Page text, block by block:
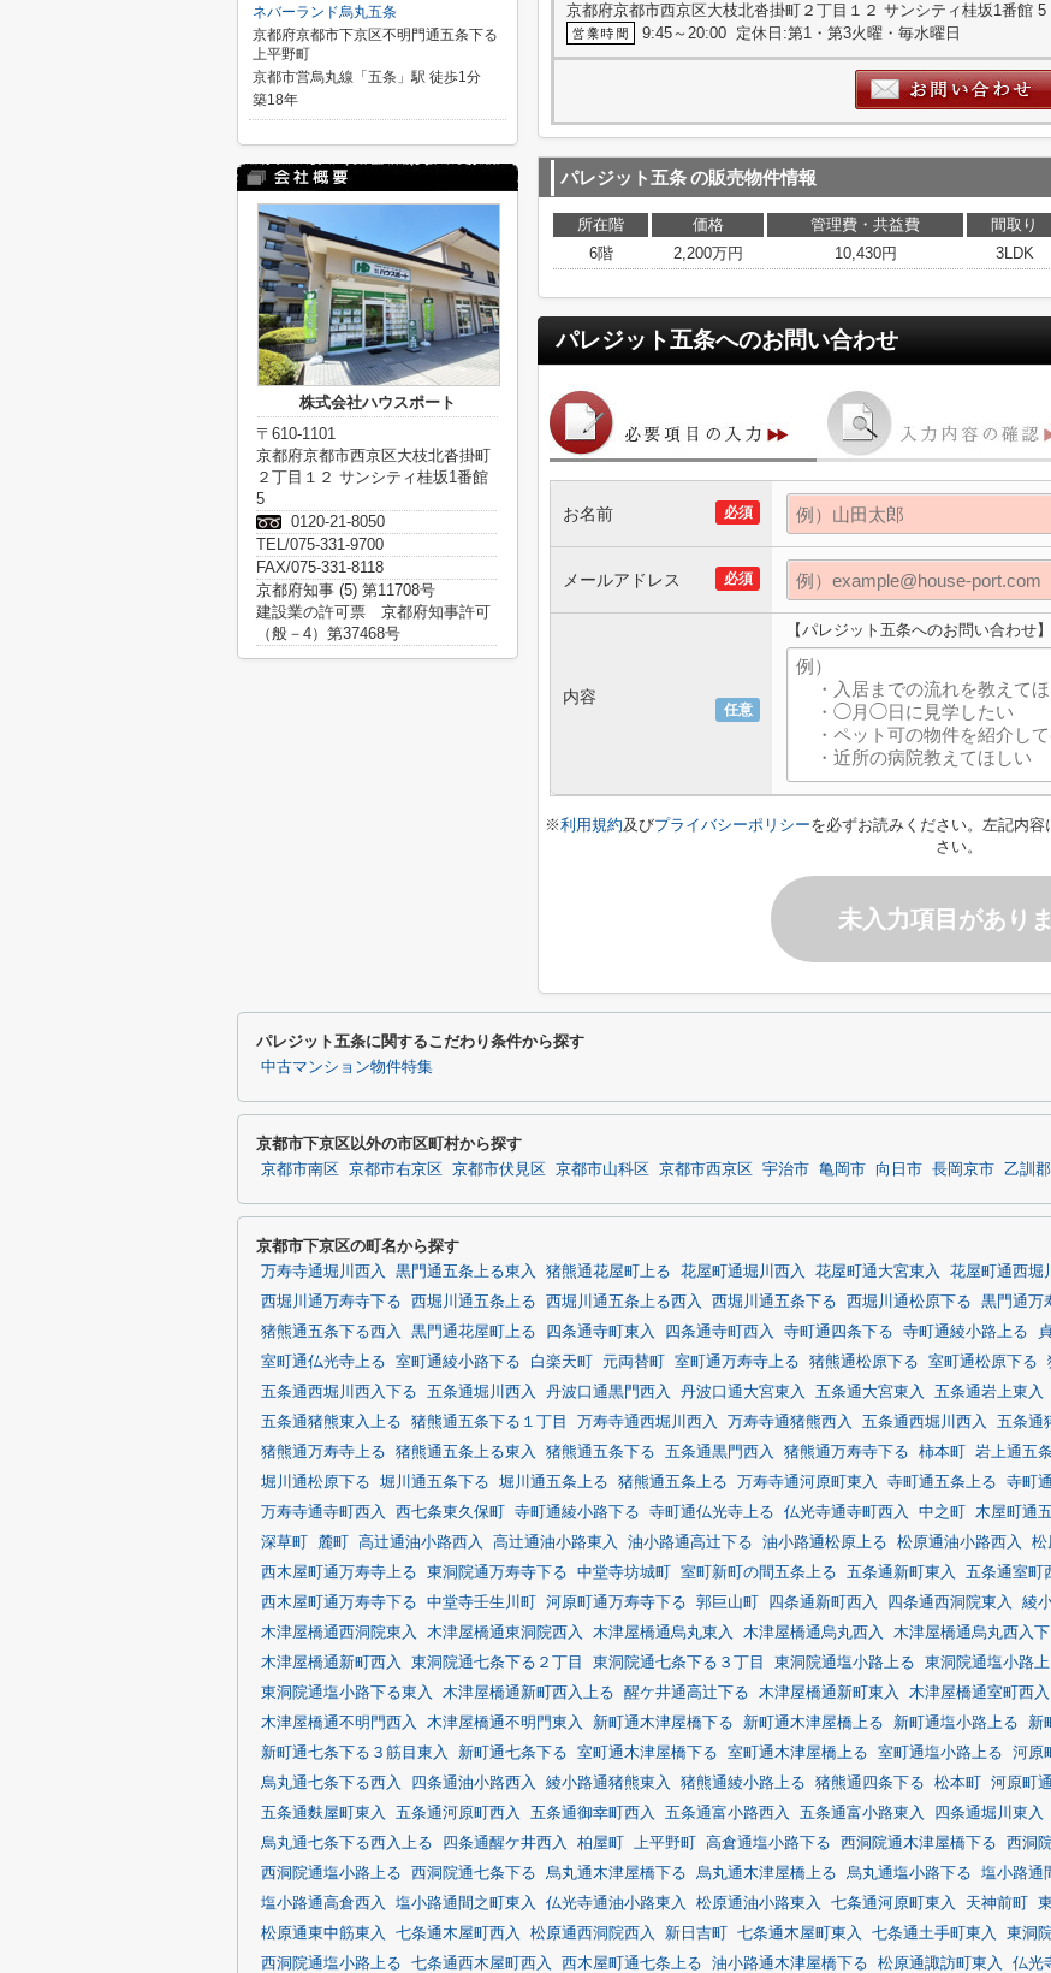
京都府京都市西京区大枝北沓掛町２丁目１２ サンシティ桂坂1番館 5
9:45～20:00 定休日:第1・第3火曜・毎水曜日
パレジット五条の販売物件情報
所在階 価格 管理費・共益費 間取り
6階
2,200万円 10,430円 3LDK
パレジット五条へのお問い合わせ
必須
お名前
必須
メールアドレス
任意
内容
【パレジット五条へのお問い合わせ】
※利用規約及びプライバシーポリシーを必ずお読みください。左記内
さい。
未入力項目があり
ネバーランド烏丸五条
京都府京都市下京区不明門通五条下る
上平野町
京都市営烏丸線「五条」駅 徒歩1分
築18年
株式会社ハウスポート
〒610-1101
京都府京都市西京区大枝北沓掛町
２丁目１２ サンシティ桂坂1番館
5
0120-21-8050
TEL/075-331-9700
FAX/075-331-8118
京都府知事 (5) 第11708号
建設業の許可票 京都府知事許可
（般－4）第37468号
パレジット五条に関するこだわり条件から探す
中古マンション物件特集
京都市下京区以外の市区町村から探す
京都市南区 京都市右京区 京都市伏見区 京都市山科区 京都市西京区 宇治市 亀岡市 向日市 長岡京市 乙訓郡
京都市下京区の町名から探す
万寿寺通堀川西入 黒門通五条上る東入 猪熊通花屋町上る 花屋町通堀川西入 花屋町通大宮東入 花屋町通西堀
西堀川通万寿寺下る
西堀川通五条上る 西堀川通五条上る西入 西堀川通五条下る 西堀川通松原下る 黒門通万
猪熊通五条下る西入
黒門通花屋町上る 四条通寺町東入 四条通寺町西入 寺町通四条下る 寺町通綾小路上る
室町通仏光寺上る
室町通綾小路下る 白楽天町 元両替町 室町通万寿寺上る 猪熊通松原下る 室町通松原下る
五条通西堀川西入下る
五条通堀川西入 丹波口通黒門西入 丹波口通大宮東入 五条通大宮東入 五条通岩上東入
五条通猪熊東入上る
猪熊通五条下る１丁目 万寿寺通西堀川西入 万寿寺通猪熊西入 五条通西堀川西入 五条通
猪熊通万寿寺上る
猪熊通五条上る東入 猪熊通五条下る 五条通黒門西入 猪熊通万寿寺下る 柿本町 岩上通五
堀川通松原下る
堀川通五条下る 堀川通五条上る 猪熊通五条上る 万寿寺通河原町東入 寺町通五条上る 寺町
万寿寺通寺町西入
西七条東久保町 寺町通綾小路下る 寺町通仏光寺上る 仏光寺通寺町西入 中之町 木屋町通
深草町
麓町 高辻通油小路西入 高辻通油小路東入 油小路通高辻下る 油小路通松原上る 松原通油小路西入 松
西木屋町通万寿寺上る
東洞院通万寿寺下る 中堂寺坊城町 室町新町の間五条上る 五条通新町東入 五条通室町
西木屋町通万寿寺下る
中堂寺壬生川町 河原町通万寿寺下る 郭巨山町 四条通新町西入 四条通西洞院東入 綾
木津屋橋通西洞院東入
木津屋橋通東洞院西入 木津屋橋通烏丸東入 木津屋橋通烏丸西入 木津屋橋通烏丸西入
木津屋橋通新町西入
東洞院通七条下る２丁目 東洞院通七条下る３丁目 東洞院通塩小路上る 東洞院通塩小路
東洞院通塩小路下る東入
木津屋橋通新町西入上る 醒ケ井通高辻下る 木津屋橋通新町東入 木津屋橋通室町西入
木津屋橋通不明門西入
木津屋橋通不明門東入 新町通木津屋橋下る 新町通木津屋橋上る 新町通塩小路上る
新
新町通七条下る３筋目東入
新町通七条下る 室町通木津屋橋下る 室町通木津屋橋上る 室町通塩小路上る 河原
烏丸通七条下る西入
四条通油小路西入 綾小路通猪熊東入 猪熊通綾小路上る 猪熊通四条下る 松本町 河原町
五条通麩屋町東入
五条通河原町西入 五条通御幸町西入 五条通富小路西入 五条通富小路東入 四条通堀川東入
烏丸通七条下る西入上る
四条通醒ケ井西入 柏屋町 上平野町 高倉通塩小路下る 西洞院通木津屋橋下る 西洞
西洞院通塩小路上る
西洞院通七条下る 烏丸通木津屋橋下る 烏丸通木津屋橋上る 烏丸通塩小路下る 塩小路通
塩小路通高倉西入
塩小路通間之町東入 仏光寺通油小路東入 松原通油小路東入 七条通河原町東入 天神前町
松原通東中筋東入
七条通木屋町西入 松原通西洞院西入 新日吉町 七条通木屋町東入 七条通土手町東入 東洞
西洞院通塩小路上る
七条通西木屋町西入 西木屋町通七条上る 油小路通木津屋橋下る 松原通諏訪町東入 仏光